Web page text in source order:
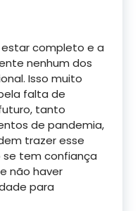
completo e a
nenhum dos
Isso muito
falta de
tanto
de pandemia,
trazer esse
se tem confiança
não haver
para